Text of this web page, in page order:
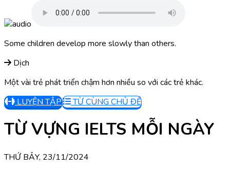
Some children develop more slowly than others.
Dịch
Một vài trẻ phát triển chậm hơn nhiều so với các trẻ khác.
LUYỆN TẬP
TỪ CÙNG CHỦ ĐỀ
TỪ VỰNG IELTS MỖI NGÀY
THỨ BẢY, 23/11/2024